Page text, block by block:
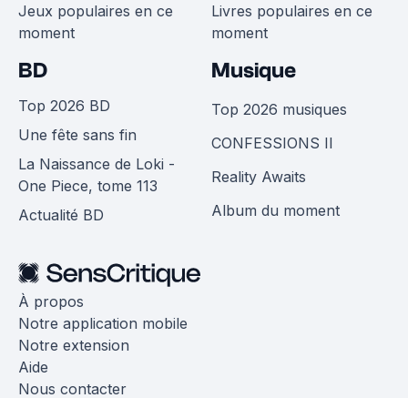
Jeux populaires en ce
moment
Livres populaires en ce
moment
BD
Top 2026 BD
Une fête sans fin
La Naissance de Loki -
One Piece, tome 113
Actualité BD
Musique
Top 2026 musiques
CONFESSIONS II
Reality Awaits
Album du moment
À propos
Notre application mobile
Notre extension
Aide
Nous contacter